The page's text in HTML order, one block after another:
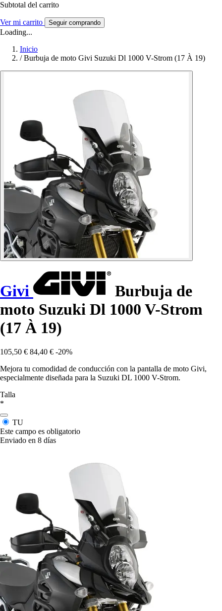
Subtotal del carrito
Ver mi carrito Seguir comprando
Loading...
Inicio
/ Burbuja de moto Givi Suzuki Dl 1000 V-Strom (17 À 19)
Givi
Burbuja de
moto Suzuki Dl 1000 V-Strom
(17 À 19)
105,50 € 84,40 € -20%
Mejora tu comodidad de conducción con la pantalla de moto Givi,
especialmente diseñada para la Suzuki DL 1000 V-Strom.
Talla
*
TU
Este campo es obligatorio
Enviado en 8 días